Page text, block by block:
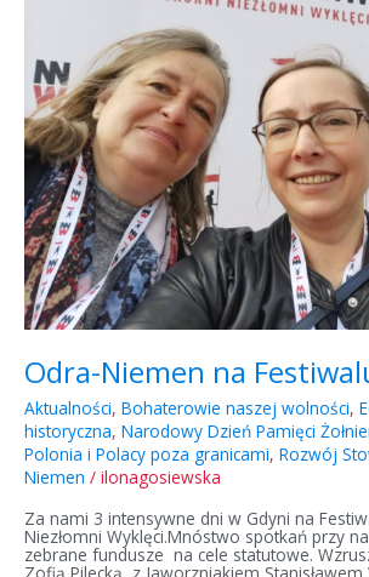
Odra-Niemen na
Aktualności, Bohaterowie naszej wolności,
historyczna, Narodowy Dzień Pamięci
Polonia i Polacy poza granicami, Rozwój
Niemen / ilonagosiewska
Za nami 3 intensywne dni w Gdyni na
Niezłomni Wyklęci.Mnóstwo spotkań przy
zebrane fundusze na cele statutowe.
Zofią Pilecką, z Jaworzniakiem